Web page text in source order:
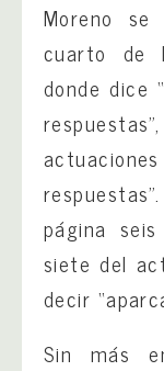
Moreno
cuarto de
donde dice
página
siete del
decir
Sin más